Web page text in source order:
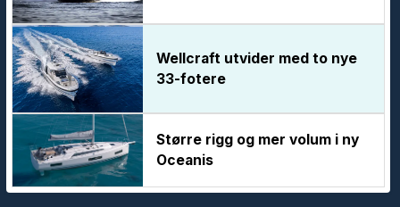
Wellcraft utvider med to nye
33-fotere
Større rigg og mer volum i ny
Oceanis